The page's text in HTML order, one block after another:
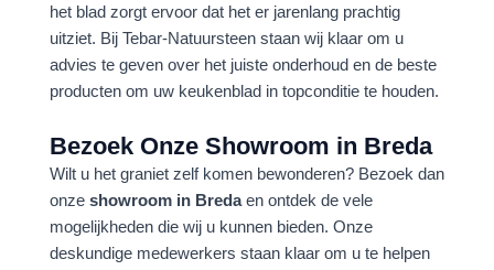
het blad zorgt ervoor dat het er jarenlang prachtig
uitziet. Bij Tebar-Natuursteen staan wij klaar om u
advies te geven over het juiste onderhoud en de beste
producten om uw keukenblad in topconditie te houden.
Bezoek Onze Showroom in Breda
Wilt u het graniet zelf komen bewonderen? Bezoek dan
onze showroom in Bredaen ontdek de vele
mogelijkheden die wij u kunnen bieden. Onze
deskundige medewerkers staan klaar om u te helpen